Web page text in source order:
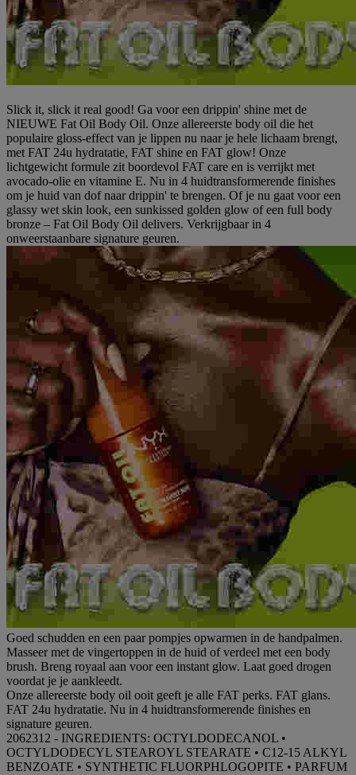
Slick it, slick it real good! Ga voor een drippin' shine met de
NIEUWE Fat Oil Body Oil. Onze allereerste body oil die het
populaire gloss-effect van je lippen nu naar je hele lichaam brengt,
met FAT 24u hydratatie, FAT shine en FAT glow! Onze
lichtgewicht formule zit boordevol FAT care en is verrijkt met
avocado-olie en vitamine E. Nu in 4 huidtransformerende finishes
om je huid van dof naar drippin' te brengen. Of je nu gaat voor een
glassy wet skin look, een sunkissed golden glow of een full body
bronze – Fat Oil Body Oil delivers. Verkrijgbaar in 4
onweerstaanbare signature geuren.
Goed schudden en een paar pompjes opwarmen in de handpalmen.
Masseer met de vingertoppen in de huid of verdeel met een body
brush. Breng royaal aan voor een instant glow. Laat goed drogen
voordat je je aankleedt.
Onze allereerste body oil ooit geeft je alle FAT perks. FAT glans.
FAT 24u hydratatie. Nu in 4 huidtransformerende finishes en
signature geuren.
2062312 - INGREDIENTS: OCTYLDODECANOL •
OCTYLDODECYL STEAROYL STEARATE • C12-15 ALKYL
BENZOATE • SYNTHETIC FLUORPHLOGOPITE • PARFUM